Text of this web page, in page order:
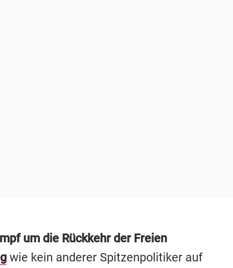
um die Rückkehr der Freien
wie kein anderer Spitzenpolitiker auf